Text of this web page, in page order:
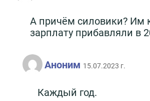
А причём силовики? Им
зарплату прибавляли в
Аноним 15.07.2023 г.
Каждый год.